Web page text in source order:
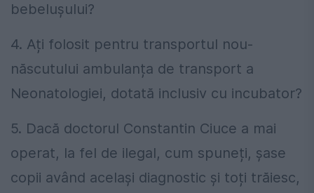
bebelușului?
4. Ați folosit pentru transportul nou-
născutului ambulanța de transport a
Neonatologiei, dotată inclusiv cu incubator?
5. Dacă doctorul Constantin Ciuce a mai
operat, la fel de ilegal, cum spuneți, șase
copii având același diagnostic și toți trăiesc,